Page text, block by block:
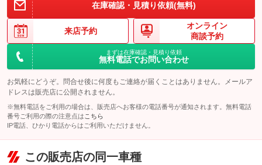
在庫確認・見積り依頼(無料)
来店予約
オンライン
商談予約
まずは在庫確認・見積り依頼
無料電話でお問い合わせ
お気軽にどうぞ。問合せ後に何度もご連絡が届くことはありません。メールア
ドレスは販売店に公開されません。
※無料電話をご利用の場合は、販売店へお客様の電話番号が通知されます。無料電話
番号ご利用の際の注意点は こちら
IP電話、ひかり電話からはご利用いただけません。
この販売店の同一車種